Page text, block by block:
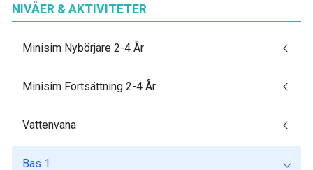
NIVÅER & AKTIVITETER
Minisim Nybörjare 2-4 År
Minisim Fortsättning 2-4 År
Vattenvana
Bas 1